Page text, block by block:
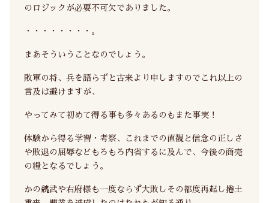
のロジックが必要不可欠でありました。
・・・・・・・・。
まあそういうことなのでしょう。
敗軍の将、兵を語らずと古来より申しますのでこれ以上の
言及は避けますが、
やってみて初めて得る事も多々あるのもまた事実！
体験から得る学習・考察、これまでの直観と信念の正しさ
や敗退の屈辱などもろもろ内省するに及んで、今後の商売
の糧となるでしょう。
かの魏武や右府様も一度ならず大敗しその都度再起し捲土